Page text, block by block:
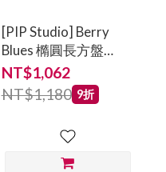
[PIP Studio] Berry
Blues 橢圓長方盤
33.6x15.5cm
NT$1,062
NT$1,180 9折